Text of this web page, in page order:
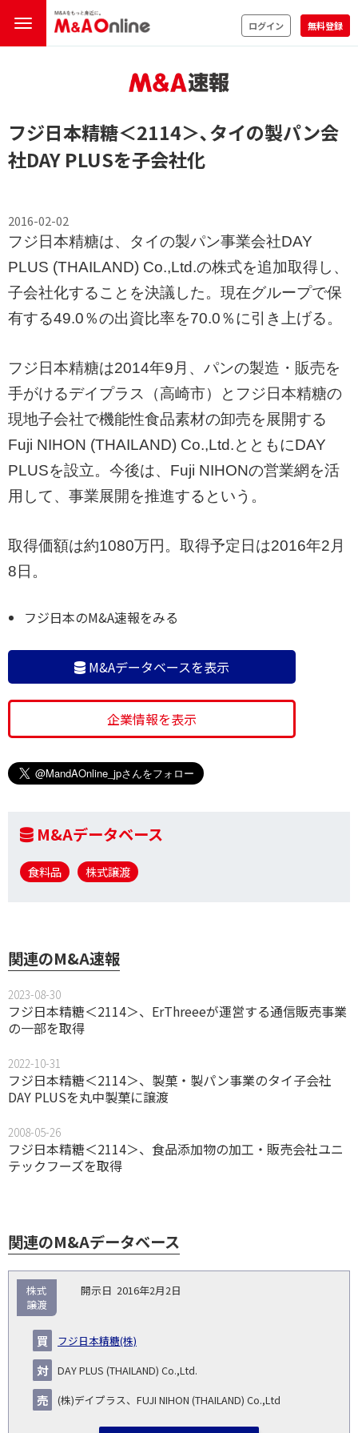
ログイン 無料登録
フジ日本精糖＜2114＞､タイの製パン会
社DAY PLUSを子会社化
2016-02-02
フジ日本精糖は、タイの製パン事業会社DAY
PLUS (THAILAND) Co.,Ltd.の株式を追加取得し、
子会社化することを決議した。現在グループで保
有する49.0％の出資比率を70.0％に引き上げる。
フジ日本精糖は2014年9月、パンの製造・販売を
手がけるデイプラス（高崎市）とフジ日本精糖の
現地子会社で機能性食品素材の卸売を展開する
Fuji NIHON (THAILAND) Co.,Ltd.とともにDAY
PLUSを設立。今後は、Fuji NIHONの営業網を活
用して、事業展開を推進するという。
取得価額は約1080万円。取得予定日は2016年2月
8日。
フジ日本のM&A速報をみる
M&Aデータベースを表示
企業情報を表示
M&Aデータベース
食料品 株式譲渡
関連のM&A速報
2023-08-30
フジ日本精糖＜2114＞、ErThreeeが運営する通信販売事業
の一部を取得
2022-10-31
フジ日本精糖＜2114＞、製菓・製パン事業のタイ子会社
DAY PLUSを丸中製菓に譲渡
2008-05-26
フジ日本精糖＜2114＞、食品添加物の加工・販売会社ユニ
テックフーズを取得
関連のM&Aデータベース
示
い
企
業・
事業
▽
2016年2月2日
フジ日本精糖(株)
DAY PLUS (THAILAND) Co.,Ltd.
(株)デイプラス、FUJI NIHON (THAILAND) Co.,Ltd
株式
譲渡